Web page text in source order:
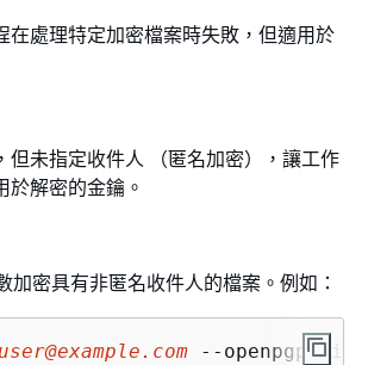
在處理特定加密檔案時失敗，但適用於
但未指定收件人 （匿名加密），讓工作
於解密的金鑰。
加密具有非匿名收件人的檔案。例如：
user@example.com --openpgp